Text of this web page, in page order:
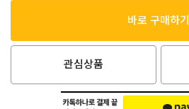
바로 구매하기
관심상품